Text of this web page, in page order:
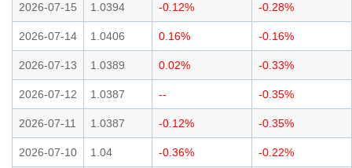
2026-07-15 1.0394 -0.12% -0.28%
2026-07-14 1.0406 0.16% -0.16%
2026-07-13 1.0389 0.02% -0.33%
2026-07-12 1.0387 -- -0.35%
2026-07-11 1.0387 -0.12% -0.35%
2026-07-10 1.04 -0.36% -0.22%